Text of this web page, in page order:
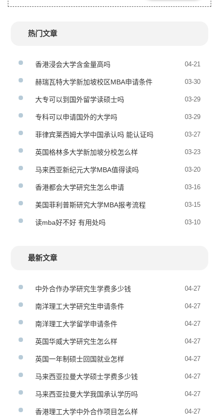
热门文章
香港浸会大学含金量高吗 04-21
赫瑞瓦特大学新加坡校区MBA申请条件 03-30
大专可以到国外留学读硕士吗 03-29
专科可以申请国外的大学吗 03-29
菲律宾莱西姆大学中国承认吗 能认证吗 03-27
英国格林多大学新加坡分校怎么样 03-23
马来西亚新纪元大学MBA值得读吗 03-20
香港都会大学研究生怎么申请 03-16
美国菲利普斯研究大学MBA报考流程 03-15
读mba好不好 有用处吗 03-10
最新文章
中外合作办学研究生学费多少钱 04-27
南洋理工大学研究生申请条件 04-27
南洋理工大学留学申请条件 04-27
英国华威大学研究生怎么样 04-27
英国一年制硕士回国就业怎样 04-27
马来西亚拉曼大学硕士学费多少钱 04-27
马来西亚拉曼大学我国承认学历吗 04-27
香港理工大学中外合作项目怎么样 04-27